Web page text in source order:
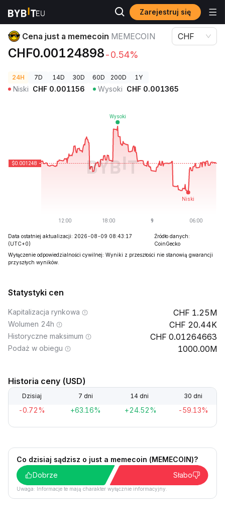
Zarejestruj się
Ceny kryptowalut Cena just a memecoin MEMECOIN
Cena just a memecoin MEMECOIN
CHF0.00124898-0.54%
CHF
24H 7D 14D 30D 60D 200D 1Y
Niski CHF 0.001156 Wysoki CHF 0.001365
Data ostatniej aktualizacji: 2026-08-09 08:43:17
(UTC+0)
Źródło danych:
CoinGecko
Wyłączenie odpowiedzialności cywilnej: Wyniki z przeszłości nie stanowią gwarancji
przyszłych wyników.
Statystyki cen
Kapitalizacja rynkowa 1.25M
Wolumen 24h 20.44K
Historyczne maksimum 0.01264663
Podaż w obiegu 1000.00M
Historia ceny (USD)
Dzisiaj 7 dni 14 dni 30 dni
-0.72% +63.16% +24.52% -59.13%
Co dzisiaj sądzisz o just a memecoin (MEMECOIN)?
Dobrze
Słabo
Uwaga: Informacje te mają charakter wyłącznie informacyjny.